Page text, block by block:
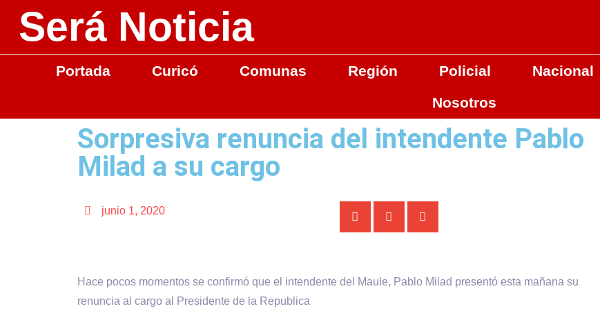
Será Noticia
Portada Curicó Comunas Región Policial Nacional
Nosotros
Sorpresiva renuncia del intendente Pablo
Milad a su cargo
junio 1, 2020
Hace pocos momentos se confirmó que el intendente del Maule, Pablo Milad presentó esta mañana su
renuncia al cargo al Presidente de la Republica